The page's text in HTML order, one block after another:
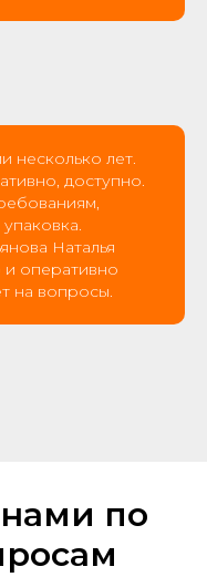
несколько лет.
доступно.
Наталья
и оперативно
на вопросы.
по